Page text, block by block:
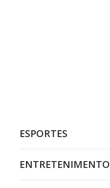
ESPORTES
ENTRETENIMENTO